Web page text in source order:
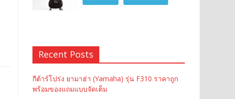
Recent Posts
กีต้าร์โปร่ง ยามาฮ่า (Yamaha) รุ่น F310 ราคาถูก
พร้อมของแถมแบบจัดเต็ม